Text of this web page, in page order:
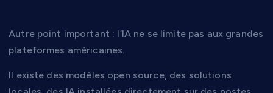
Autre point important : l’IA ne se limite pas aux grandes
plateformes américaines.
Il existe des modèles open source, des solutions